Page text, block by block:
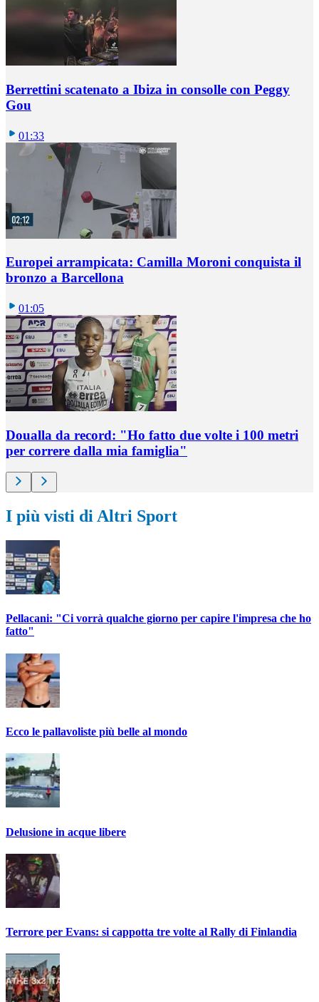
Berrettini scatenato a Ibiza in consolle con Peggy
Gou
01:33
Europei arrampicata: Camilla Moroni conquista il
bronzo a Barcellona
01:05
Doualla da record: "Ho fatto due volte i 100 metri
per correre dalla mia famiglia"
I più visti di Altri Sport
Pellacani: "Ci vorrà qualche giorno per capire l'impresa che ho
fatto"
Ecco le pallavoliste più belle al mondo
Delusione in acque libere
Terrore per Evans: si cappotta tre volte al Rally di Finlandia